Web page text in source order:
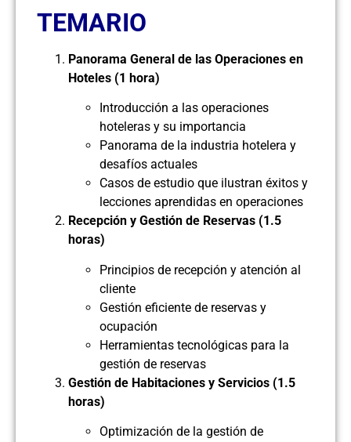
TEMARIO
Panorama General de las Operaciones en
Hoteles (1 hora)
Introducción a las operaciones
hoteleras y su importancia
Panorama de la industria hotelera y
desafíos actuales
Casos de estudio que ilustran éxitos y
lecciones aprendidas en operaciones
Recepción y Gestión de Reservas (1.5
horas)
Principios de recepción y atención al
cliente
Gestión eficiente de reservas y
ocupación
Herramientas tecnológicas para la
gestión de reservas
Gestión de Habitaciones y Servicios (1.5
horas)
Optimización de la gestión de